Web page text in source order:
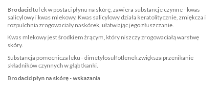
Brodacidto lek w postaci płynu na skórę, zawiera substancje czynne - kwas
salicylowy i kwas mlekowy. Kwas salicylowy działa keratolitycznie, zmiękcza i
rozpulchnia zrogowaciały naskórek, ułatwiając jego złuszczanie.
Kwas mlekowy jest środkiem żrącym, który niszczy zrogowaciałą warstwę
skóry.
Substancja pomocnicza leku - dimetylosulfotlenek zwiększa przenikanie
składników czynnych w głąb tkanki.
Brodacid płyn na skórę - wskazania